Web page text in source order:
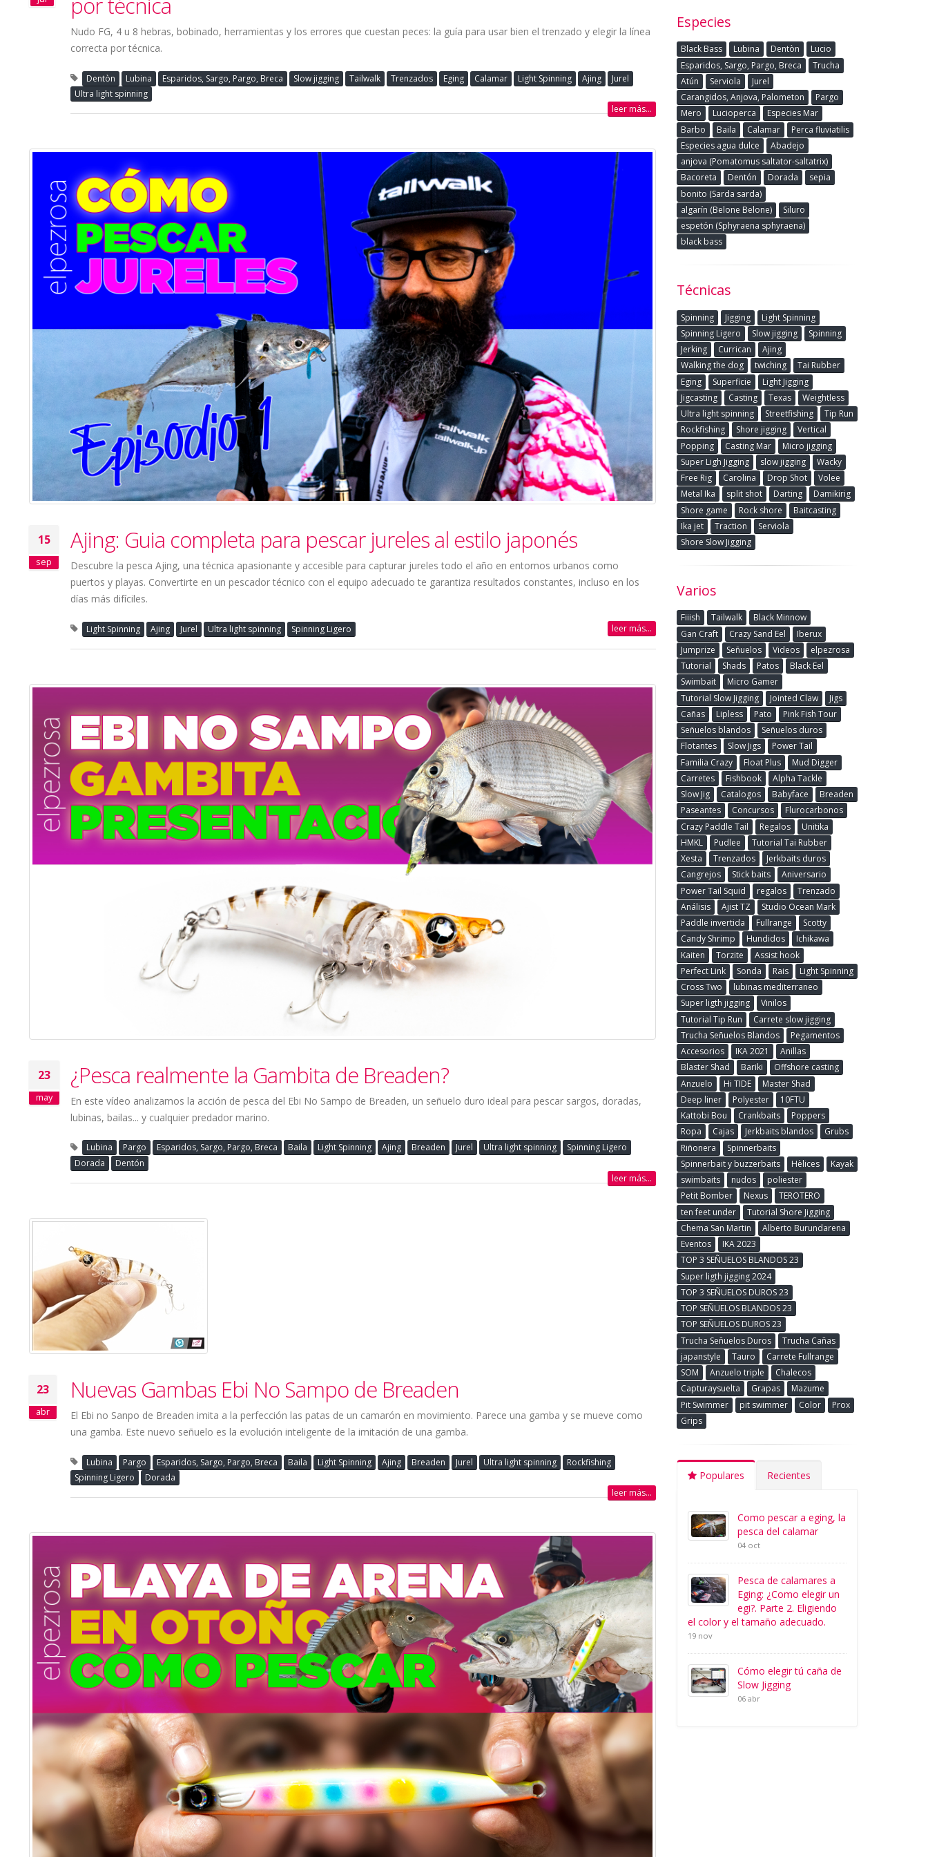
Nudo FG, 4 u 8 hebras, bobinado, herramientas y los errores que cuestan peces: la guía para usar bien el trenzado y elegir la línea
correcta por técnica.
Dentòn Lubina Esparidos, Sargo, Pargo, Breca Slow jigging Tailwalk Trenzados Eging Calamar Light Spinning Ajing
Jurel
Ultra light spinning
leer más...
15
sep
Ajing: Guia completa para pescar jureles al estilo japonés
Descubre la pesca Ajing, una técnica apasionante y accesible para capturar jureles todo el año en entornos urbanos como
puertos y playas. Convertirte en un pescador técnico con el equipo adecuado te garantiza resultados constantes, incluso en los
días más difíciles.
Light Spinning Ajing Jurel Ultra light spinning Spinning Ligero leer más...
23
may
¿Pesca realmente la Gambita de Breaden?
En este vídeo analizamos la acción de pesca del Ebi No Sampo de Breaden, un señuelo duro ideal para pescar sargos, doradas,
lubinas, bailas... y cualquier predador marino.
Lubina Pargo Esparidos, Sargo, Pargo, Breca Baila Light Spinning Ajing Breaden Jurel Ultra light spinning
Spinning Ligero
Dorada
Dentón
leer más...
23
abr
Nuevas Gambas Ebi No Sampo de Breaden
El Ebi no Sanpo de Breaden imita a la perfección las patas de un camarón en movimiento. Parece una gamba y se mueve como
una gamba. Este nuevo señuelo es la evolución inteligente de la imitación de una gamba.
Lubina Pargo Esparidos, Sargo, Pargo, Breca Baila Light Spinning Ajing Breaden Jurel Ultra light spinning
Rockfishing
Spinning Ligero
Dorada
leer más...
Especies
Black Bass Lubina Dentòn
Lucio
Esparidos, Sargo, Pargo, Breca
Trucha
Atún
Serviola
Jurel
Carangidos, Anjova, Palometon
Pargo
Mero
Lucioperca
Especies Mar
Barbo
Baila Calamar
Perca fluviatilis
Especies agua dulce
Abadejo
anjova (Pomatomus saltator-saltatrix)
Bacoreta
Dentón Dorada
sepia
bonito (Sarda sarda)
algarín (Belone Belone)
Siluro
espetón (Sphyraena sphyraena)
black bass
Técnicas
Spinning Jigging
Light Spinning
Spinning Ligero
Slow jigging
Spinning
Jerking
Currican
Ajing
Walking the dog
twiching
Tai Rubber
Eging
Superficie
Light Jigging
Jigcasting
Casting Texas
Weightless
Ultra light spinning
Streetfishing
Tip Run
Rockfishing
Shore jigging
Vertical
Popping
Casting Mar
Micro jigging
Super Ligh Jigging
slow jigging
Wacky
Free Rig
Carolina Drop Shot
Volee
Metal Ika
split shot Darting
Damikirig
Shore game
Rock shore
Baitcasting
Ika jet
Traction
Serviola
Shore Slow Jigging
Varios
Fiiish Tailwalk
Black Minnow
Gan Craft
Crazy Sand Eel
Iberux
Jumprize
Señuelos Videos
elpezrosa
Tutorial
Shads Patos
Black Eel
Swimbait
Micro Gamer
Tutorial Slow Jigging
Jointed Claw
Jigs
Cañas
Lipless Pato
Pink Fish Tour
Señuelos blandos
Señuelos duros
Flotantes
Slow Jigs
Power Tail
Familia Crazy
Float Plus
Mud Digger
Carretes
Fishbook
Alpha Tackle
Slow Jig
Catalogos Babyface
Breaden
Paseantes
Concursos
Flurocarbonos
Crazy Paddle Tail
Regalos
Unitika
HMKL
Pudlee
Tutorial Tai Rubber
Xesta
Trenzados
Jerkbaits duros
Cangrejos
Stick baits
Aniversario
Power Tail Squid
regalos
Trenzado
Análisis
Ajist TZ
Studio Ocean Mark
Paddle invertida
Fullrange
Scotty
Candy Shrimp
Hundidos
Ichikawa
Kaiten
Torzite
Assist hook
Perfect Link
Sonda Rais
Light Spinning
Cross Two
lubinas mediterraneo
Super ligth jigging
Vinilos
Tutorial Tip Run
Carrete slow jigging
Trucha Señuelos Blandos
Pegamentos
Accesorios
IKA 2021
Anillas
Blaster Shad
Bariki
Offshore casting
Anzuelo
Hi TIDE
Master Shad
Deep liner
Polyester
10FTU
Kattobi Bou
Crankbaits
Poppers
Ropa
Cajas Jerkbaits blandos
Grubs
Riñonera
Spinnerbaits
Spinnerbait y buzzerbaits
Hèlices
Kayak
swimbaits
nudos
poliester
Petit Bomber
Nexus
TEROTERO
ten feet under
Tutorial Shore Jigging
Chema San Martin
Alberto Burundarena
Eventos
IKA 2023
TOP 3 SEÑUELOS BLANDOS 23
Super ligth jigging 2024
TOP 3 SEÑUELOS DUROS 23
TOP SEÑUELOS BLANDOS 23
TOP SEÑUELOS DUROS 23
Trucha Señuelos Duros
Trucha Cañas
japanstyle
Tauro
Carrete Fullrange
SOM
Anzuelo triple
Chalecos
Capturaysuelta
Grapas
Mazume
Pit Swimmer
pit swimmer Color
Prox
Grips
Populares Recientes
Como pescar a eging, la
pesca del calamar
04 oct
Pesca de calamares a
Eging: ¿Como elegir un
egi?. Parte 2. Eligiendo
el color y el tamaño adecuado.
19 nov
Cómo elegir tú caña de
Slow Jigging
06 abr